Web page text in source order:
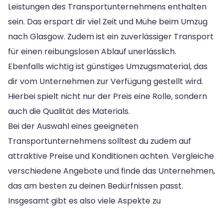
Leistungen des Transportunternehmens enthalten
sein. Das erspart dir viel Zeit und Mühe beim Umzug
nach Glasgow. Zudem ist ein zuverlässiger Transport
für einen reibungslosen Ablauf unerlässlich.
Ebenfalls wichtig ist günstiges Umzugsmaterial, das
dir vom Unternehmen zur Verfügung gestellt wird.
Hierbei spielt nicht nur der Preis eine Rolle, sondern
auch die Qualität des Materials.
Bei der Auswahl eines geeigneten
Transportunternehmens solltest du zudem auf
attraktive Preise und Konditionen achten. Vergleiche
verschiedene Angebote und finde das Unternehmen,
das am besten zu deinen Bedürfnissen passt.
Insgesamt gibt es also viele Aspekte zu